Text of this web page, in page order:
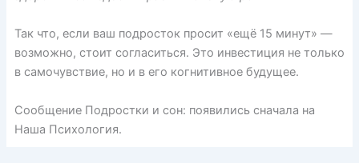
Так что, если ваш подросток просит «ещё 15 минут» —
возможно, стоит согласиться. Это инвестиция не только
в самочувствие, но и в его когнитивное будущее.
Сообщение Подростки и сон: появились сначала на
Наша Психология.